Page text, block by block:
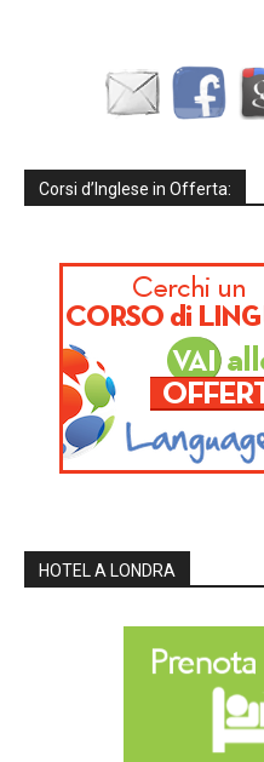
Corsi d’Inglese in Offerta:
HOTEL A LONDRA